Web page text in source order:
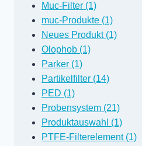
Muc-Filter (1)
muc-Produkte (1)
Neues Produkt (1)
Olophob (1)
Parker (1)
Partikelfilter (14)
PED (1)
Probensystem (21)
Produktauswahl (1)
PTFE-Filterelement (1)